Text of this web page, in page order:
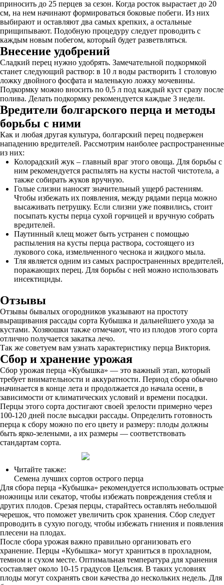
приносить до 25 перцев за сезон. Когда росток вырастает до 20
см, на нем начинают формироваться боковые побеги. Из них
выбирают и оставляют два самых крепких, а остальные
прищипывают. Подобную процедуру следует проводить с
каждым новым побегом, который будет разветвляться.
Внесение удобрений
Сладкий перец нужно удобрять. Замечательной подкормкой
станет следующий раствор: в 10 л воды растворить 1 столовую
ложку двойного фосфата и маленькую ложку мочевины.
Подкормку можно вносить по 0,5 л под каждый куст сразу после
полива. Делать подкормку рекомендуется каждые 3 недели.
Вредители болгарского перца и методы
борьбы с ними
Как и любая другая культура, болгарский перец подвержен
нападению вредителей. Рассмотрим наиболее распространенные
из них:
Колорадский жук – главный враг этого овоща. Для борьбы с
ним рекомендуется распылять на кусты настой чистотела, а
также собирать жуков вручную.
Голые слизни наносят значительный ущерб растениям.
Чтобы избежать их появления, между рядами перца можно
высаживать петрушку. Если слизни уже появились, стоит
посыпать кусты перца сухой горчицей и вручную собрать
вредителей.
Паутинный клещ может быть устранен с помощью
распыления на кусты перца раствора, состоящего из
лукового сока, измельченного чеснока и жидкого мыла.
Тля является одним из самых распространенных вредителей,
поражающих перец. Для борьбы с ней можно использовать
инсектициды.
Отзывы
Отзывы бывалых огородников указывают на простоту
выращивания рассады сорта Кубышка и дальнейшего ухода за
кустами. Хозяюшки также отмечают, что из плодов этого сорта
отлично получается закатка лечо.
Так же советуем вам узнать характеристику перца Виктория.
Сбор и хранение урожая
Сбор урожая перца «Кубышка» — это важный этап, который
требует внимательности и аккуратности. Период сбора обычно
начинается в конце лета и продолжается до начала осени, в
зависимости от климатических условий и времени посадки.
Перцы этого сорта достигают своей зрелости примерно через
100-120 дней после высадки рассады. Определить готовность
перца к сбору можно по его цвету и размеру: плоды должны
быть ярко-зелеными, а их размеры — соответствовать
стандартам сорта.
Читайте также:
Семена лучших сортов острого перца
Для сбора перца «Кубышка» рекомендуется использовать острые
ножницы или секатор, чтобы избежать повреждения стебля и
других плодов. Срезая перцы, старайтесь оставлять небольшой
черешок, что поможет увеличить срок хранения. Сбор следует
проводить в сухую погоду, чтобы избежать гниения и появления
плесени на плодах.
После сбора урожая важно правильно организовать его
хранение. Перцы «Кубышка» могут храниться в прохладном,
темном и сухом месте. Оптимальная температура для хранения
составляет около 10-15 градусов Цельсия. В таких условиях
плоды могут сохранять свои качества до нескольких недель. Для